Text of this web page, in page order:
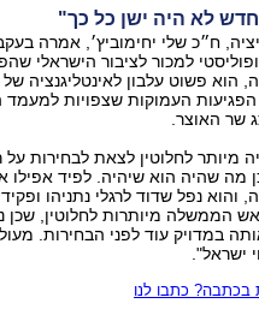
לא היה ישן כל כך"
ח״כ שלי יחימוביץ׳, אמרה
למכור לציבור הישראלי
הוא פשוט עלבון לאינטליגנציה
העמוקות שצפויות למעמד
שר האוצר.
מיותר לחלוטין לצאת לבחירות על
שהיה הוא שיהיה. לפיד אפילו
והוא נפל שדוד לרגלי נתניהו
הממשלה מיותרות לחלוטין, שכן
במדויק עוד לפני הבחירות.
ישראל".
כתבו לנו